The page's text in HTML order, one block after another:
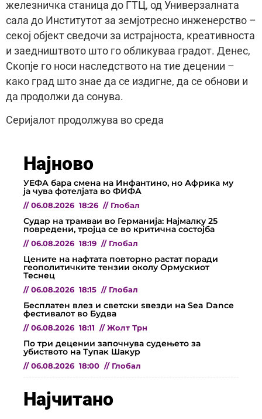
железничка станица до ГТЦ, од Универзалната
сала до Институтот за земјотресно инженерство –
секој објект сведочи за истрајноста, креативноста
и заедништвото што го обликуваа градот. Денес,
Скопје го носи наследството на тие децении –
како град што знае да се издигне, да се обнови и
да продолжи да сонува.
Серијалот продолжува во среда
Најново
УЕФА бара смена на Инфантино, но Африка му
ја чува фотелјата во ФИФА
// 06.08.2026 18:26 // Глобал
Судар на трамваи во Германија: Најмалку 25
повредени, тројца се во критична состојба
// 06.08.2026 18:19 // Глобал
Цените на нафтата повторно растат поради
геополитичките тензии околу Ормускиот
Теснец
// 06.08.2026 18:15 // Глобал
Бесплатен влез и светски ѕвезди на Sea Dance
фестивалот во Будва
// 06.08.2026 18:11 // Жолт Трн
По три децении започнува судењето за
убиството на Тупак Шакур
// 06.08.2026 18:00 // Глобал
Најчитано